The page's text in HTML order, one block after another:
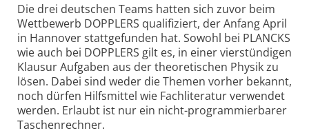
Die drei deutschen Teams hatten sich zuvor beim
Wettbewerb DOPPLERS qualifiziert, der Anfang April
in Hannover stattgefunden hat. Sowohl bei PLANCKS
wie auch bei DOPPLERS gilt es, in einer vierstündigen
Klausur Aufgaben aus der theoretischen Physik zu
lösen. Dabei sind weder die Themen vorher bekannt,
noch dürfen Hilfsmittel wie Fachliteratur verwendet
werden. Erlaubt ist nur ein nicht-programmierbarer
Taschenrechner.